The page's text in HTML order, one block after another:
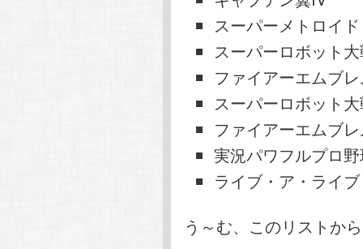
スーパーメトロイド
スーパーロボット
ファイアーエムブ
スーパーロボット
ファイアーエムブ
実況パワフルプロ
ライブ・ア・ライブ
う～む、このリストか